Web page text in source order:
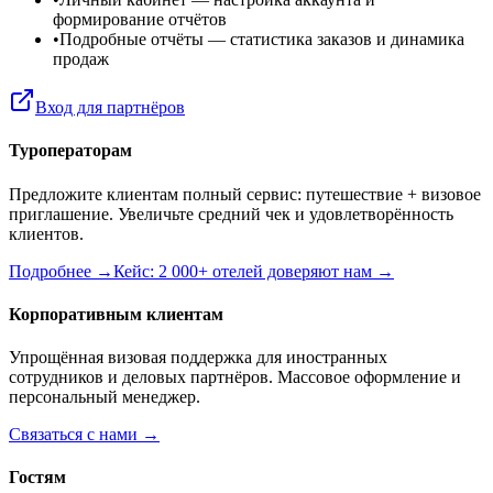
формирование отчётов
•Подробные отчёты — статистика заказов и динамика
продаж
Вход для партнёров
Туроператорам
Предложите клиентам полный сервис: путешествие + визовое
приглашение. Увеличьте средний чек и удовлетворённость
клиентов.
Подробнее →Кейс: 2 000+ отелей доверяют нам →
Корпоративным клиентам
Упрощённая визовая поддержка для иностранных
сотрудников и деловых партнёров. Массовое оформление и
персональный менеджер.
Связаться с нами →
Гостям